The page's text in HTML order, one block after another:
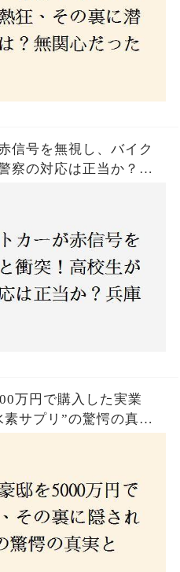
信号を無視し、バイク
察の対応は正当か？兵
万円で購入した実業
サプリ”の驚愕の真実